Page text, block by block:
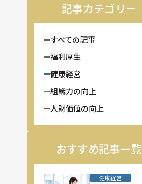
記事カテゴリー
すべての記事
福利厚生
健康経営
組織力の向上
人財価値の向上
おすすめ記事一覧
健康経営